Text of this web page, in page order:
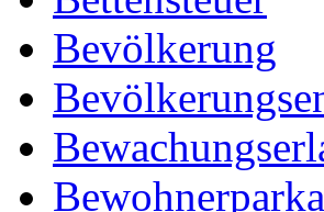
Bevölkerung